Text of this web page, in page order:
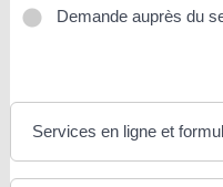
Demande auprès du
Services en ligne et